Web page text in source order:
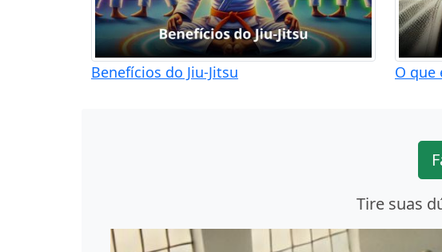
Benefícios do Jiu-Jitsu O que
Tire suas